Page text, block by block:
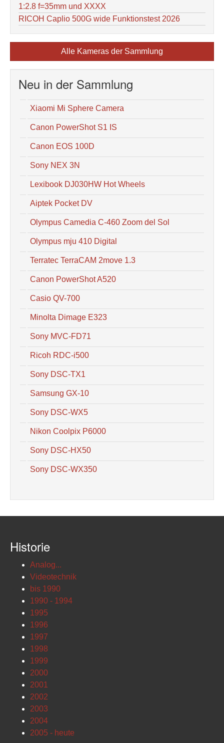
1:2.8 f=35mm und XXXX
RICOH Caplio 500G wide Funktionstest 2026
Alle Kameras der Sammlung
Neu in der Sammlung
Xiaomi Mi Sphere Camera
Canon PowerShot S1 IS
Canon EOS 100D
Sony NEX 3N
Lexibook DJ030HW Hot Wheels
Aiptek Pocket DV
Olympus Camedia C-460 Zoom del Sol
Olympus mju 410 Digital
Terratec TerraCAM 2move 1.3
Canon PowerShot A520
Casio QV-700
Minolta Dimage E323
Sony MVC-FD71
Ricoh RDC-i500
Sony DSC-TX1
Samsung GX-10
Sony DSC-WX5
Nikon Coolpix P6000
Sony DSC-HX50
Sony DSC-WX350
Historie
Analog...
Videotechnik
bis 1990
1990 - 1994
1995
1996
1997
1998
1999
2000
2001
2002
2003
2004
2005 - heute